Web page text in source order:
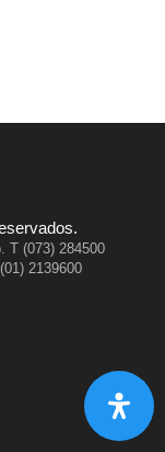
T (073) 284500
2139600